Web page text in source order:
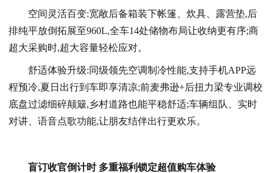
空间灵活百变:宽敞后备箱装下帐篷、炊具、露营垫,后
排纯平放倒拓展至960L,全车14处储物布局让收纳更有序;商
超大采购时,超大容量轻松应对。
舒适体验升级:同级领先空调制冷性能,支持手机APP远
程预冷,夏日出行到车即享清凉;前麦弗逊+后扭力梁专业调校
底盘过滤细碎颠簸,乡村道路也能平稳舒适;车辆组队、实时
对讲、语音点歌功能,让朋友结伴出行更欢乐。
盲订收官倒计时 多重福利锁定超值购车体验